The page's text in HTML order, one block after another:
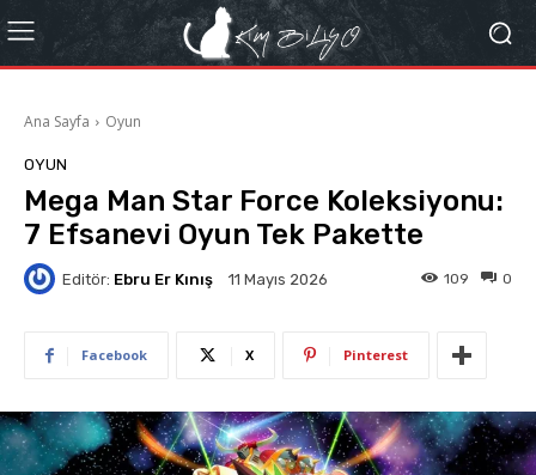
Ana Sayfa Oyun
OYUN
Mega Man Star Force Koleksiyonu:
7 Efsanevi Oyun Tek Pakette
Editör: Ebru Er Kınış 11 Mayıs 2026 0
109
Facebook X Pinterest